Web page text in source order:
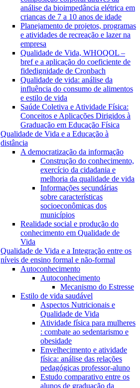
análise da bioimpedância elétrica em
crianças de 7 a 10 anos de idade
Planejamento de projetos, programas
e atividades de recreação e lazer na
empresa
Qualidade de Vida, WHOQOL –
bref e a aplicação do coeficiente de
fidedignidade de Cronbach
Qualidade de vida: análise da
influência do consumo de alimentos
e estilo de vida
Saúde Coletiva e Atividade Física:
Conceitos e Aplicações Dirigidos à
Graduação em Educação Física
Qualidade de Vida e a Educação à
distância
A democratização da informação
Construção do conhecimento,
exercício da cidadania e
melhoria da qualidade de vida
Informações secundárias
sobre características
socioeconômicas dos
municípios
Realidade social e produção do
conhecimento em Qualidade de
Vida
Qualidade de Vida e a Integração entre os
níveis de ensino formal e não-formal
Autoconhecimento
Autoconhecimento
Mecanismo do Estresse
Estilo de vida saudável
Aspectos Nutricionais e
Qualidade de Vida
Atividade física para mulheres
: combate ao sedentarismo e
obesidade
Envelhecimento e atividade
física: análise das relações
pedagógicas professor-aluno
Estudo comparativo entre os
alunos de graduação da